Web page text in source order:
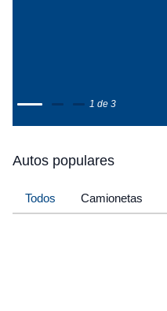
1 de 3
Autos populares
Todos Camionetas